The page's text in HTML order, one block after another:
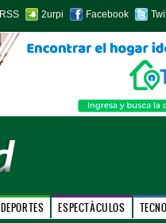
RSS 2urpi Facebook
DEPORTES ESPECTÁCULOS